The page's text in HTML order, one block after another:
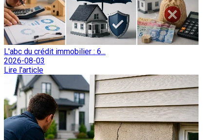
L'abc du crédit immobilier : 6...
2026-08-03
Lire l'article